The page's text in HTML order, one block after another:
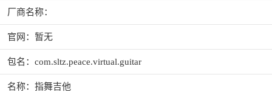
厂商名称：
官网：暂无
包名：com.sltz.peace.virtual.guitar
名称：指舞吉他